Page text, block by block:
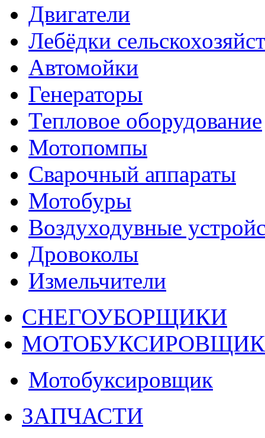
Двигатели
Лебёдки
Автомойки
Генераторы
Тепловое оборудование
Мотопомпы
Сварочный аппараты
Мотобуры
Воздуходувные
Дровоколы
Измельчители
СНЕГОУБОРЩИКИ
Мотобуксировщик
ЗАПЧАСТИ